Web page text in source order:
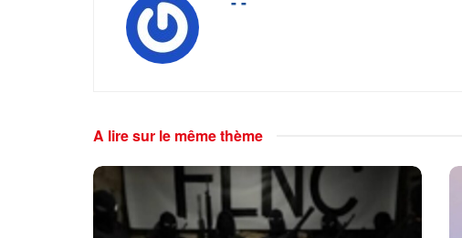
A lire sur le même thème